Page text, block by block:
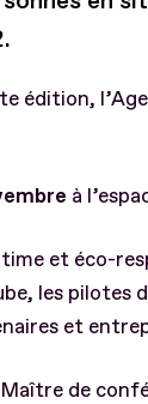
édition,
à
et éco-
les pilotes
et
de